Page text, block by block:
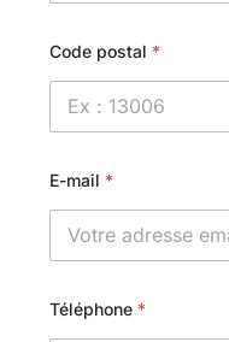
Code postal *
E-mail *
Téléphone *